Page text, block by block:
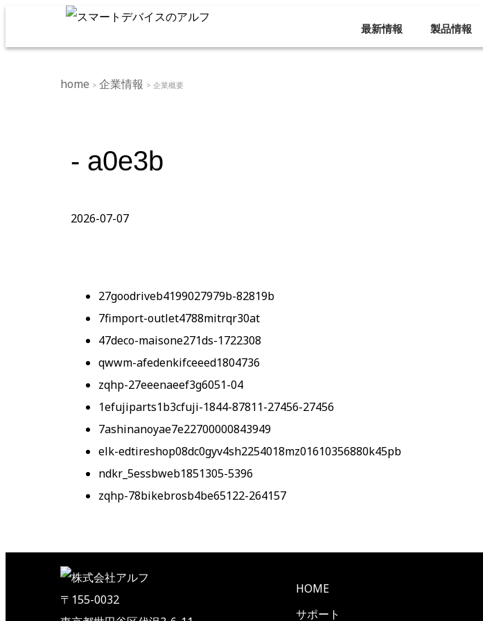
最新情報 製品情報
企業
home > 企業情報 > 企業概要
- a0e3b
2026-07-07
27goodriveb4199027979b-82819b
7fimport-outlet4788mitrqr30at
47deco-maisone271ds-1722308
qwwm-afedenkifceeed1804736
zqhp-27eeenaeef3g6051-04
1efujiparts1b3cfuji-1844-87811-27456-27456
7ashinanoyae7e22700000843949
elk-edtireshop08dc0gyv4sh2254018mz01610356880k45pb
ndkr_5essbweb1851305-5396
zqhp-78bikebrosb4be65122-264157
〒155-0032
HOME
サポート